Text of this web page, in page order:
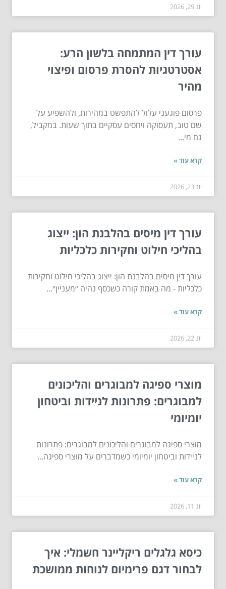
יונ 29, 2026
עורך דין המתמחה בלשון הרע:
אסטרטגיות להסרת פרסום ופיצוי
מהיר
פרסום פוגעני עלול להתפשט במהירות, ולהשפיע על
שם טוב, תעסוקה ויחסים עסקיים בתוך שעות. במקביל,
גם מי...
קרא עוד »
יונ 23, 2026
עורך דין מיסים בהלבנת הון: ייצוג
בהליכי חילוט וחקירות כלכליות
עורך דין מיסים בהלבנת הון: ייצוג בהליכי חילוט וחקירות
כלכליות - מה באמת קורה כשכסף נהיה ״מעניין״...
קרא עוד »
יונ 22, 2026
מוצרי ספיגה למבוגרים והליכונים
למבוגרים: פתרונות לניידות וביטחון
יומיומי
מוצרי ספיגה למבוגרים והליכונים למבוגרים: פתרונות
לניידות וביטחון יומיומי כשמדברים על מוצרי ספיגה...
קרא עוד »
יונ 11, 2026
כיסא גלגלים ריקליינר חשמלי: איך
לבחור דגם פרימיום לנוחות ממושכת